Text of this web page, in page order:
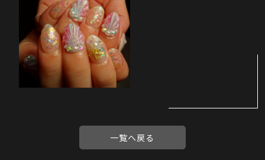
一覧へ戻る